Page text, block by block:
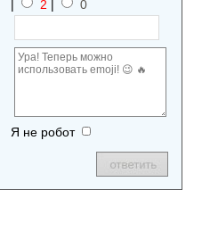
|
2 |
0
Я не робот